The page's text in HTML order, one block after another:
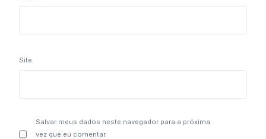
Site
Salvar meus dados neste navegador para a próxima
vez que eu comentar.